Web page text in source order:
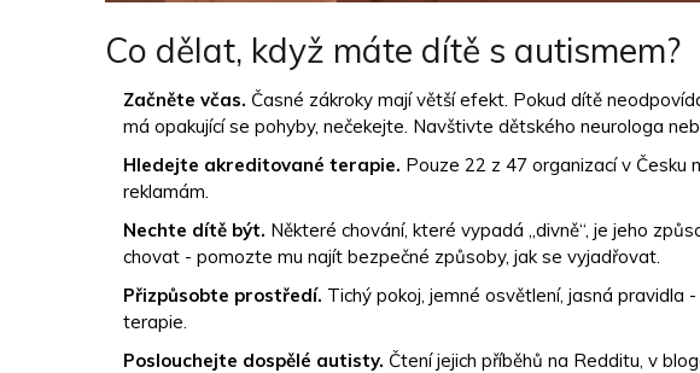
Co dělat, když máte dítě s autismem?
Začněte včas. Časné zákroky mají větší efekt. Pokud dítě
má opakující se pohyby, nečekejte. Navštivte dětského neurologa
Hledejte akreditované terapie. Pouze 22 z 47 organizací v Česku
reklamám.
Nechte dítě být. Některé chování, které vypadá „divně“, je jeho
chovat - pomozte mu najít bezpečné způsoby, jak se vyjadřovat.
Přizpůsobte prostředí. Tichý pokoj, jemné osvětlení, jasná pravidla
terapie.
Poslouchejte dospělé autisty. Čtení jejich příběhů na Redditu, v